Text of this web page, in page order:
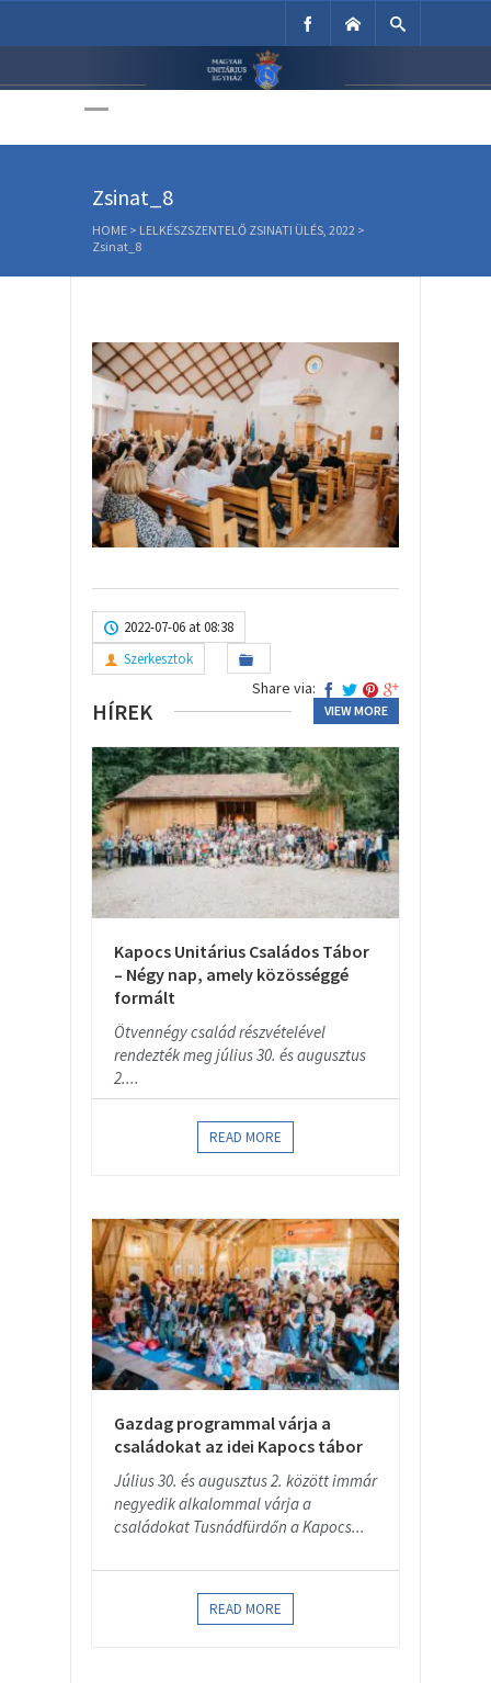
Unitárius Egyház
Zsinat_8
HOME > LELKÉSZSZENTELŐ ZSINATI ÜLÉS, 2022 >
Zsinat_8
2022-07-06 at 08:38
Szerkesztok
Share via:
HÍREK VIEW MORE
Kapocs Unitárius Családos Tábor
– Négy nap, amely közösséggé
formált
Ötvennégy család részvételével
rendezték meg július 30. és augusztus
2....
READ MORE
Gazdag programmal várja a
családokat az idei Kapocs tábor
Július 30. és augusztus 2. között immár
negyedik alkalommal várja a
családokat Tusnádfürdőn a Kapocs...
READ MORE